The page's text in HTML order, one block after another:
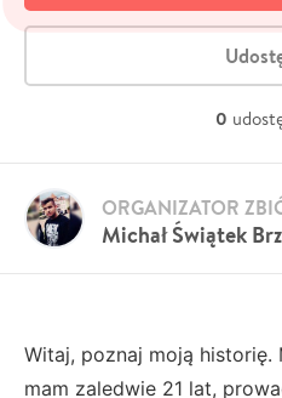
0
Michał Świątek
ORGANIZATOR
Witaj, poznaj moją historię.
mam zaledwie 21 lat,